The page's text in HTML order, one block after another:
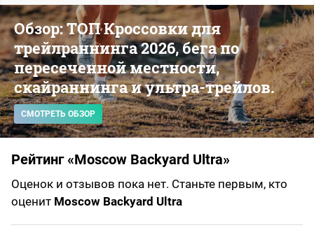
Обзор: ТОП Кроссовки для
трейлраннинга 2026, бега по
пересеченной местности,
скайраннинга и ультра-трейлов.
СМОТРЕТЬ ОБЗОР
Рейтинг «Moscow Backyard Ultra»
Оценок и отзывов пока нет. Станьте первым, кто
оценит Moscow Backyard Ultra